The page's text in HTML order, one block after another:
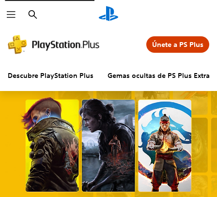
Buscar
Descubre PlayStation Plus Gemas ocultas de PS Plus Extra
Únete a PS Plus